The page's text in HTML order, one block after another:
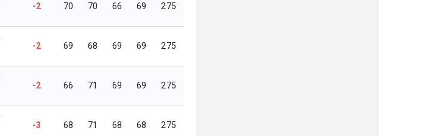
-2 70 70 66 69 275
-2 69 68 69 69 275
-2 66 71 69 69 275
-3 68 71 68 68 275